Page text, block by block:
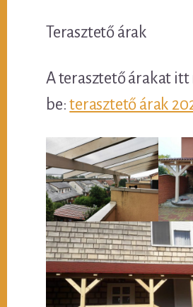
Terasztető árak
A terasztető árakat
be:terasztető árak